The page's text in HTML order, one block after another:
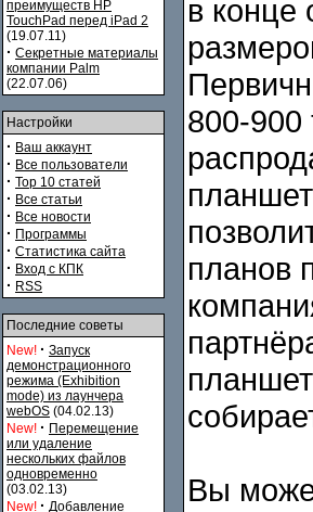
преимуществ HP
TouchPad перед iPad 2
(19.07.11)
· Секретные материалы
компании Palm
(22.07.06)
Настройки
· Ваш аккаунт
· Все пользователи
· Top 10 статей
· Все статьи
· Все новости
· Программы
· Статистика сайта
· Вход с КПК
· RSS
Последние советы
New! · Запуск
демонстрационного
режима (Exhibition
mode) из лаунчера
webOS (04.02.13)
New! · Перемещение
или удаление
нескольких файлов
одновременно
(03.02.13)
New! · Добавление
в конце
800-
планов
Вы